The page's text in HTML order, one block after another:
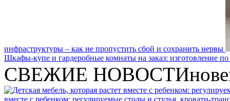
инфраструктуры – как не пропустить сбой и сохранить нервы
Шкафы-купе и гардеробные комнаты на заказ: изготовление по
СВЕЖИЕ НОВОСТИ
вместе с ребенком: регулируемые столы и стулья, кровати-